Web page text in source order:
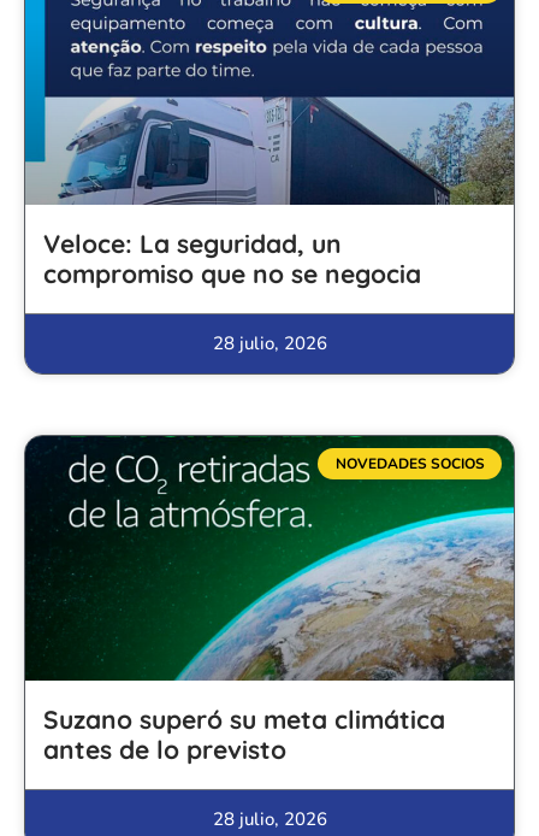
Veloce: La seguridad, un
compromiso que no se negocia
28 julio, 2026
NOVEDADES SOCIOS
Suzano superó su meta climática
antes de lo previsto
28 julio, 2026